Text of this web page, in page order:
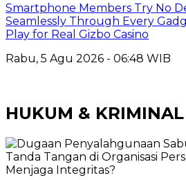
Smartphone Members Try No
Seamlessly Through Every
Play for Real Gizbo Casino
Rabu, 5 Agu 2026 - 06:48 WIB
HUKUM & KRIMINAL